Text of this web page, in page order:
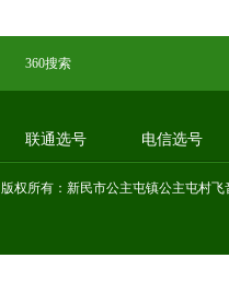
360搜索
联通选号 电信选号
版权所有：新民市公主屯镇公主屯村